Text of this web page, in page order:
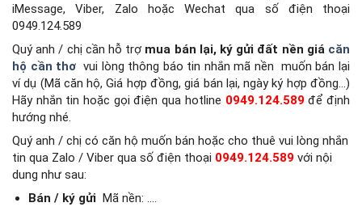
iMessage, Viber, Zalo hoặc Wechat qua số điện thoại
0949.124.589
Quý anh / chị cần hỗ trợ mua bán lại, ký gửi đất nền giá căn
hộ cần thơ vui lòng thông báo tin nhắn mã nền muốn bán lại
ví dụ (Mã căn hộ, Giá hợp đồng, giá bán lại, ngày ký hợp đồng…)
Hãy nhắn tin hoặc gọi điện qua hotline 0949.124.589để định
hướng nhé.
Quý anh / chị có căn hộ muốn bán hoặc cho thuê vui lòng nhắn
tin qua Zalo / Viber qua số điện thoại 0949.124.589 với nội
dung như sau:
Bán / ký gửi Mã nền: ….